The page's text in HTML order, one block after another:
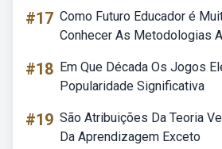
#17 Como Futuro Educador é
Conhecer As Metodologias
#18 Em Que Década Os Jogos
Popularidade Significativa
#19 São Atribuições Da Teoria
Da Aprendizagem Exceto